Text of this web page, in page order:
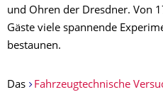
und Ohren der Dresdner. Von
Gäste viele spannende
bestaunen.
Das Fahrzeugtechnische